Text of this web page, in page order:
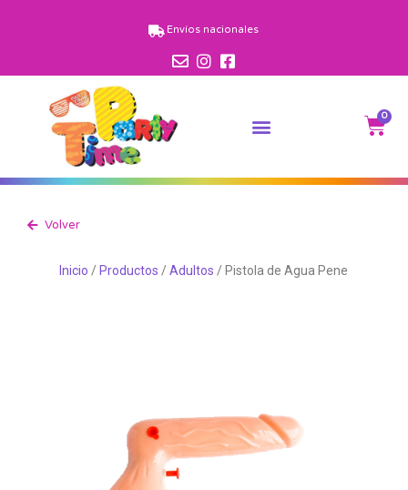
Envíos nacionales
0
Volver
Inicio / Productos /Adultos / Pistola de Agua Pene